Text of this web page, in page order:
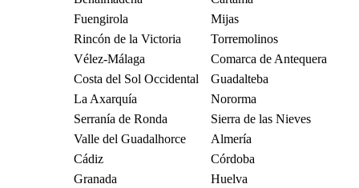
Fuengirola
Mijas
Rincón de la Victoria
Torremolinos
Vélez-Málaga
Comarca de Antequera
Costa del Sol Occidental
Guadalteba
La Axarquía
Nororma
Serranía de Ronda
Sierra de las Nieves
Valle del Guadalhorce
Almería
Cádiz
Córdoba
Granada
Huelva